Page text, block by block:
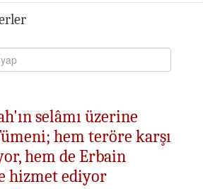
selâmı üzerine
hem teröre karşı
hem de Erbain
hizmet ediyor